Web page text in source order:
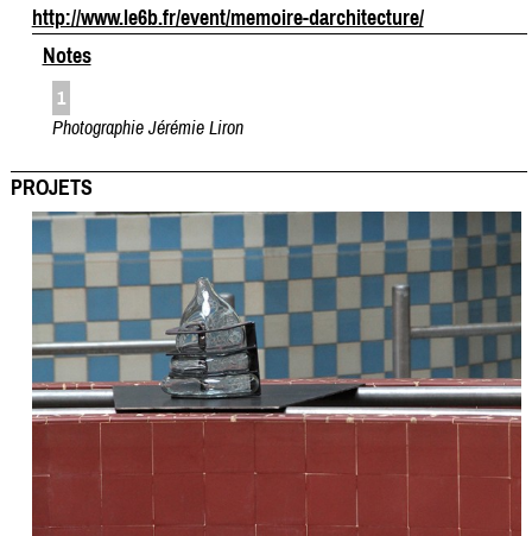
http://www.le6b.fr/event/memoire-darchitecture/
Notes
1
Photographie Jérémie Liron
PROJETS